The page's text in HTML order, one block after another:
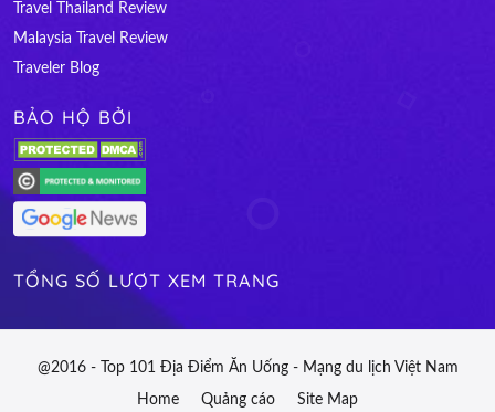
Travel Thailand Review
Malaysia Travel Review
Traveler Blog
BẢO HỘ BỞI
TỔNG SỐ LƯỢT XEM TRANG
@2016 - Top 101 Địa Điểm Ăn Uống - Mạng du lịch Việt Nam
Home Quảng cáo Site Map